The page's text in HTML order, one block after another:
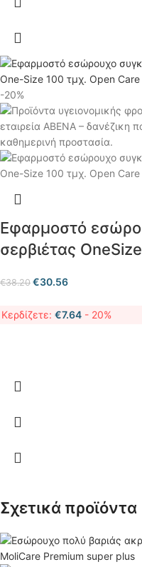
-20%
Εφαρμοστό
σερβιέτας
€38.20 €30.56
Κερδίζετε: €7.64 - 20%
Σχετικά προϊόντα